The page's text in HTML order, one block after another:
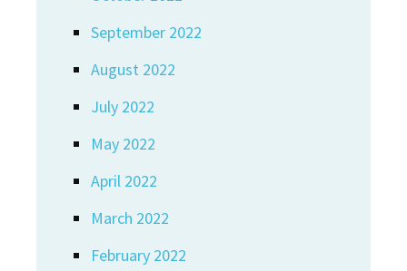
September 2022
August 2022
July 2022
May 2022
April 2022
March 2022
February 2022